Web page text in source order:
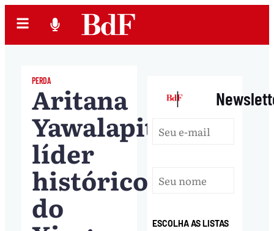
PERDA
Aritana
Yawalapiti,
líder
histórico
do
|
ESCOLHA AS LISTAS